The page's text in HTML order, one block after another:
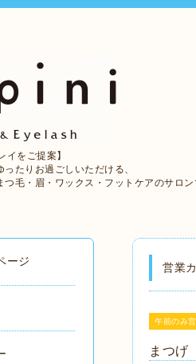
イをご提案】
たりお過ごしいただける、
毛・眉・ワックス・フットケアのサロン
営業
午前のみ
まつげ
ージ